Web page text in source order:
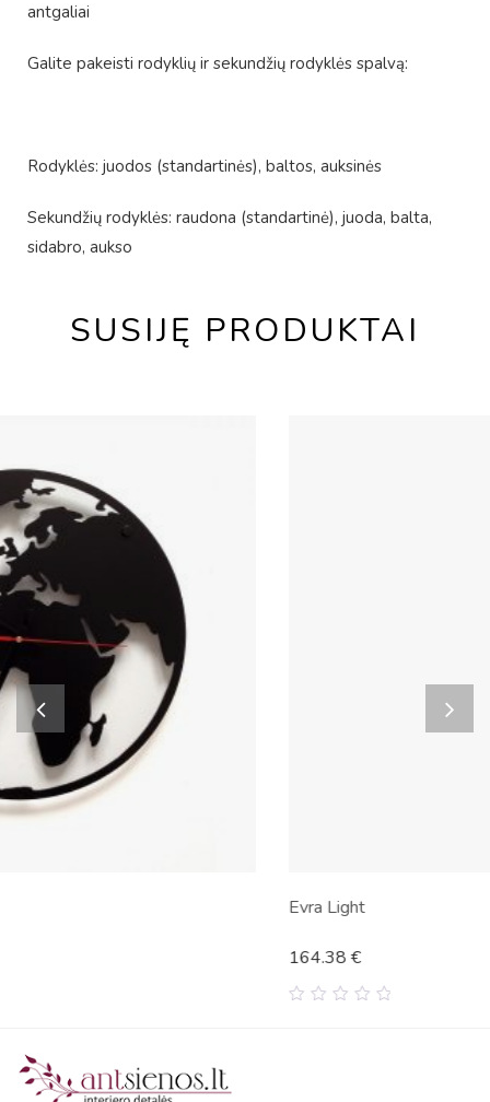
antgaliai
Galite pakeisti rodyklių ir sekundžių rodyklės spalvą:
Rodyklės: juodos (standartinės), baltos, auksinės
Sekundžių rodyklės: raudona (standartinė), juoda, balta,
sidabro, aukso
SUSIJĘ PRODUKTAI
5